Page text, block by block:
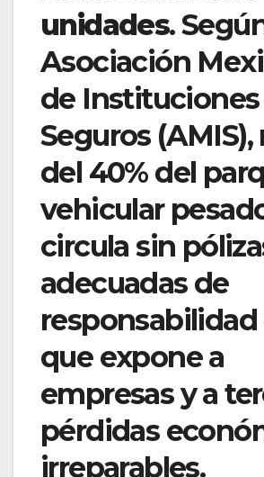
unidades.
Asociación
de
Seguros (AMIS),
del 40% del
vehicular
circula sin
adecuadas de
responsabilidad
que expone a
empresas y a
pérdidas
irreparables.